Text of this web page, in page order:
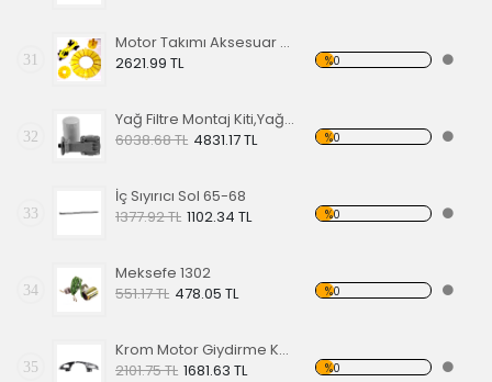
31
Motor Takımı Aksesuar Kiti Sarı
2621.99 TL
%0
32
Yağ Filtre Montaj Kiti,Yağ Filtresi Dahil
6038.68 TL 4831.17 TL %0
33
İç Sıyırıcı Sol 65-68
1377.92 TL 1102.34 TL %0
34
Meksefe 1302
551.17 TL 478.05 TL %0
35
Krom Motor Giydirme Kapağı
2101.75 TL 1681.63 TL %0